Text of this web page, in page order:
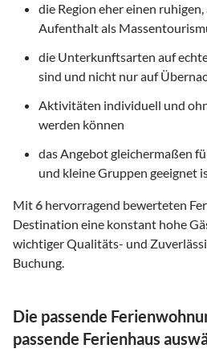
die Region eher einen
Aufenthalt als
die Unterkunftsarten auf
sind und nicht nur auf
Aktivitäten individuell und
werden können
das Angebot gleichermaßen
und kleine Gruppen geeignet
Mit6 hervorragend bewerteten
Destination eine konstant hohe
wichtiger Qualitäts- und
Buchung.
Die passende
passende Ferienhaus